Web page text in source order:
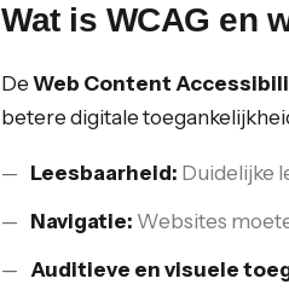
Wat is WCAG en
DeWeb Content
betere digitale
Leesbaarheid: Duidelijke
Navigatie: Websites
Auditieve en visuele